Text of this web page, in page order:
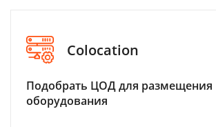
Colocation
Подобрать ЦОД для размещения
оборудования